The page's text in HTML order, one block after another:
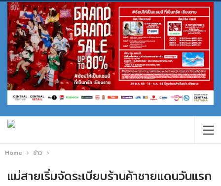
Home ข่าว
แม่สายเริ่มจัดระเบียบร้านค้าชายแดนวันแรก